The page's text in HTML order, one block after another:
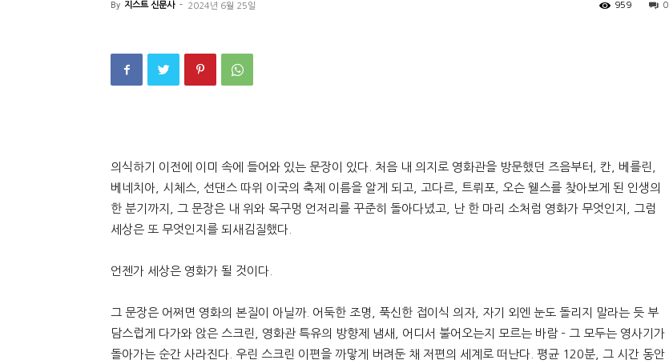
신
By 지스트 신문사 - 2024년 6월 25일 0
959
의식하기 이전에 이미 속에 들어와 있는 문장이 있다. 처음 내 의지로 영화관을 방문했던 즈음부터, 칸, 베를린,
베네치아, 시체스, 선댄스 따위 이국의 축제 이름을 알게 되고, 고다르, 트뤼포, 오슨 웰스를 찾아보게 된 인생의
한 분기까지, 그 문장은 내 위와 목구멍 언저리를 꾸준히 돌아다녔고, 난 한 마리 소처럼 영화가 무엇인지, 그럼
세상은 또 무엇인지를 되새김질했다.
언젠가 세상은 영화가 될 것이다.
그 문장은 어쩌면 영화의 본질이 아닐까. 어둑한 조명, 푹신한 접이식 의자, 자기 외엔 눈도 돌리지 말라는 듯 부
담스럽게 다가와 앉은 스크린, 영화관 특유의 방향제 냄새, 어디서 불어오는지 모르는 바람 – 그 모두는 영사기가
돌아가는 순간 사라진다. 우린 스크린 이편을 까맣게 버려둔 채 저편의 세계로 떠난다. 평균 120분, 그 시간 동안